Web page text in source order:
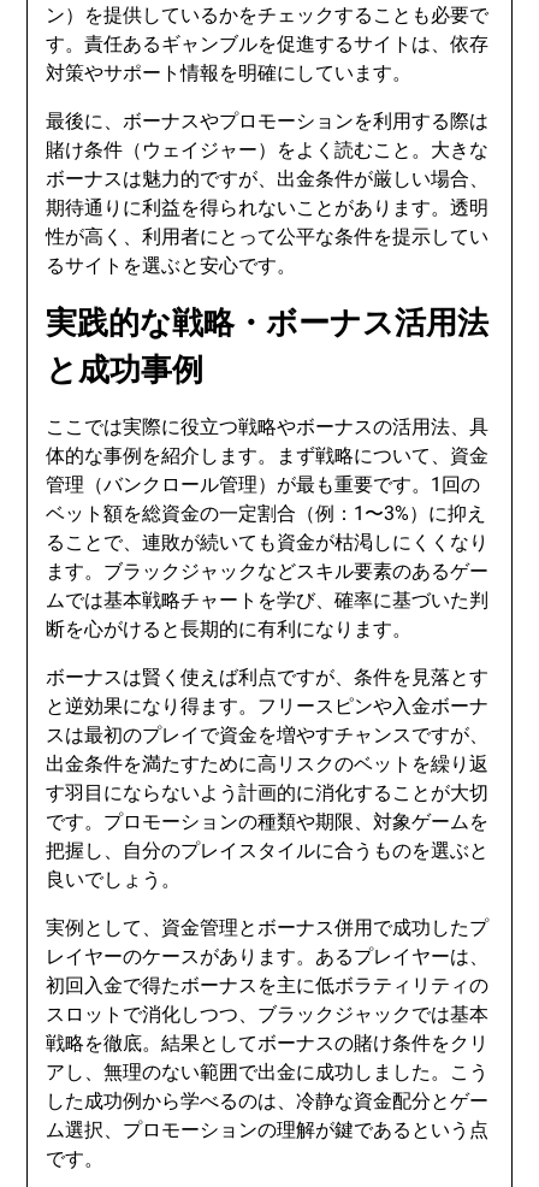
ン）を提供しているかをチェックすることも必要で
す。責任あるギャンブルを促進するサイトは、依存
対策やサポート情報を明確にしています。
最後に、ボーナスやプロモーションを利用する際は
賭け条件（ウェイジャー）をよく読むこと。大きな
ボーナスは魅力的ですが、出金条件が厳しい場合、
期待通りに利益を得られないことがあります。透明
性が高く、利用者にとって公平な条件を提示してい
るサイトを選ぶと安心です。
実践的な戦略・ボーナス活用法
と成功事例
ここでは実際に役立つ戦略やボーナスの活用法、具
体的な事例を紹介します。まず戦略について、資金
管理（バンクロール管理）が最も重要です。1回の
ベット額を総資金の一定割合（例：1〜3%）に抑え
ることで、連敗が続いても資金が枯渇しにくくなり
ます。ブラックジャックなどスキル要素のあるゲー
ムでは基本戦略チャートを学び、確率に基づいた判
断を心がけると長期的に有利になります。
ボーナスは賢く使えば利点ですが、条件を見落とす
と逆効果になり得ます。フリースピンや入金ボーナ
スは最初のプレイで資金を増やすチャンスですが、
出金条件を満たすために高リスクのベットを繰り返
す羽目にならないよう計画的に消化することが大切
です。プロモーションの種類や期限、対象ゲームを
把握し、自分のプレイスタイルに合うものを選ぶと
良いでしょう。
実例として、資金管理とボーナス併用で成功したプ
レイヤーのケースがあります。あるプレイヤーは、
初回入金で得たボーナスを主に低ボラティリティの
スロットで消化しつつ、ブラックジャックでは基本
戦略を徹底。結果としてボーナスの賭け条件をクリ
アし、無理のない範囲で出金に成功しました。こう
した成功例から学べるのは、冷静な資金配分とゲー
ム選択、プロモーションの理解が鍵であるという点
です。